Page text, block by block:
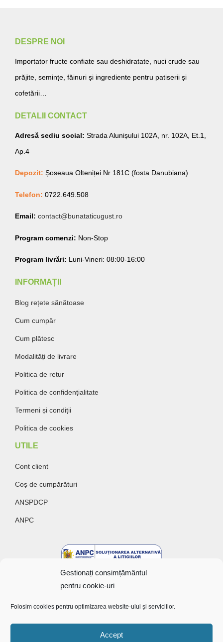
Gestionați consimțământul
pentru cookie-uri
Folosim cookies pentru optimizarea website-ului și serviciilor.
Accept
DESPRE NOI
Importator fructe confiate sau deshidratate, nuci crude sau
prăjite, semințe, făinuri și ingrediente pentru patiserii și
cofetării…
DETALII CONTACT
Adresă sediu social: Strada Alunișului 102A, nr. 102A, Et.1,
Ap.4
Depozit: Șoseaua Olteniței Nr 181C (fosta Danubiana)
Telefon: 0722.649.508
Email: contact@bunataticugust.ro
Program comenzi: Non-Stop
Program livrări: Luni-Vineri: 08:00-16:00
INFORMAȚII
Blog rețete sănătoase
Cum cumpăr
Cum plătesc
Modalități de livrare
Politica de retur
Politica de confidențialitate
Termeni și condiții
Politica de cookies
UTILE
Cont client
Coș de cumpărături
ANSPDCP
ANPC
Copyright @ 2022 Bunătăți cu gust